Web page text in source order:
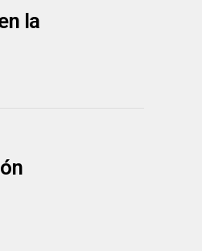
la